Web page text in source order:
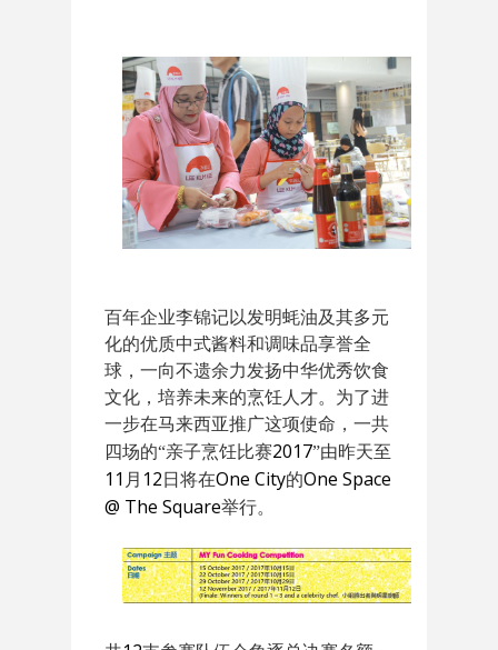
百年企业李锦记以发明蚝油及其多元
化的优质中式酱料和调味品享誉全
球，一向不遗余力发扬中华优秀饮食
文化，培养未来的烹饪人才。为了进
一步在马来西亚推广这项使命，一共
四场的“亲子烹饪比赛2017”由昨天至
11 月 12 日将在One City的One Space
@ The Square举行。